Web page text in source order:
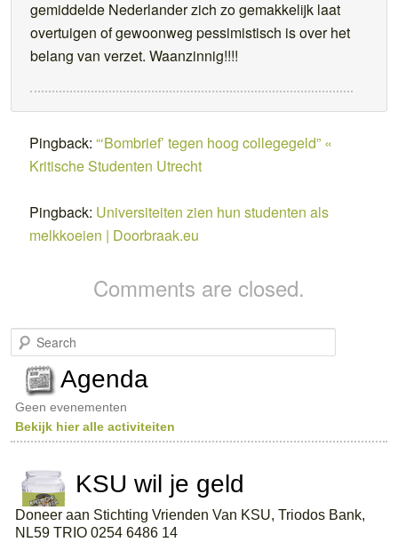
gemiddelde Nederlander zich zo gemakkelijk laat
overtuigen of gewoonweg pessimistisch is over het
belang van verzet. Waanzinnig!!!!
Pingback:“‘Bombrief’ tegen hoog collegegeld” «
Kritische Studenten Utrecht
Pingback: Universiteiten zien hun studenten als
melkkoeien | Doorbraak.eu
Comments are closed.
h
Agenda
Geen evenementen
Bekijk hier alle activiteiten
KSU wil je geld
Doneer aan Stichting Vrienden Van KSU, Triodos Bank,
NL59 TRIO 0254 6486 14